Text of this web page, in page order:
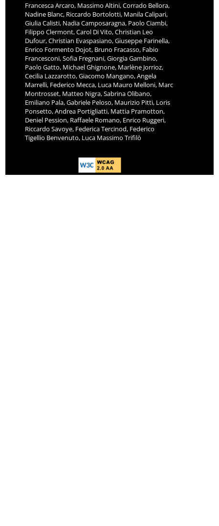
Francesca Arcaro, Massimo Altini, Corrado Bellora,
Nadine Blanc, Riccardo Bortolotti, Manila Calipari,
Giulia Calisti, Nadia Camposaragna, Paolo Ciambi,
Filippo Clermont, Carol Di Vito, Christian Leo
Dufour, Christian Evaspasiano, Giuseppe Farinella,
Enrico Formento Dojot, Bruno Fracasso, Fabio
Francesconi, Sofia Fregnani, Giorgia Gambino,
Paolo Gatto, Michael Ghignone, Marlène Jorrioz,
Cecilia Lazzarotto, Giacomo Mangano, Angela
Marrelli, Federico Mecca, Luca Mauro Melloni, Marc
Montrosset, Matteo Nigra, Sabrina Olibano,
Emiliano Pala, Gabriele Peloso, Maurizio Pitti, Loris
Ponsetto, Andrea Portigliatti, Mattia Pramotton,
Deniel Pession, Raffaele Romano, Enrico Ruggeri,
Riccardo Savoye, Federica Tercinod, Federico
Tigellio Benvenuto, Luca Massimo Trifilò